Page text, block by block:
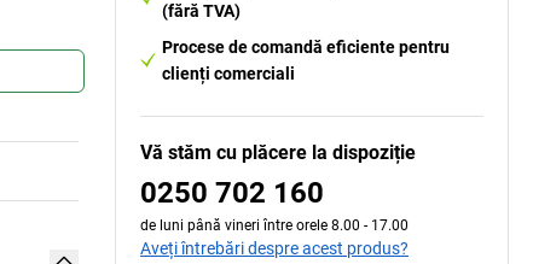
(fără TVA)
Procese de comandă eficiente pentru
clienți comerciali
Vă stăm cu plăcere la dispoziție
0250 702 160
de luni până vineri între orele 8.00 - 17.00
Aveți întrebări despre acest produs?